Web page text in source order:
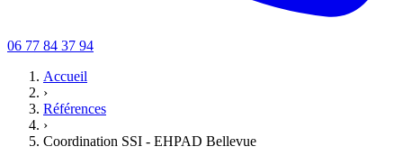
06 77 84 37 94
Accueil
›
Références
›
Coordination SSI - EHPAD Bellevue